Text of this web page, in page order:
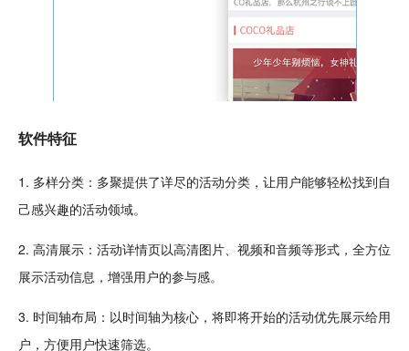
软件特征
1. 多样分类 ：多聚提供了详尽的活动分类，让用户能够轻松找到自
己感兴趣的活动领域。
2. 高清展示：活动详情页以高清图片、 视频和音频等形式，全方位
展示活动信息，增强用户的参与感。
3. 时间轴布局：以时间轴为核心，将即将开始的活动优先展示给用
户，方便用户快速筛选。